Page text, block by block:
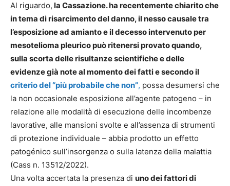
Al riguardo, la Cassazione. ha recentemente chiarito che
in tema di risarcimento del danno, il nesso causale tra
l’esposizione ad amianto e il decesso intervenuto per
mesotelioma pleuricopuò ritenersi provato quando,
sulla scorta delle risultanze scientifiche e delle
evidenze già note al momento dei fatti e secondo il
criterio del “più probabile che non”, possa desumersi che
la non occasionale esposizione all’agente patogeno – in
relazione alle modalità di esecuzione delle incombenze
lavorative, alle mansioni svolte e all’assenza di strumenti
di protezione individuale – abbia prodotto un effetto
patogénico sull’insorgenza o sulla latenza della malattia
(Cass n. 13512/2022).
Una volta accertata la presenza di uno dei fattori di